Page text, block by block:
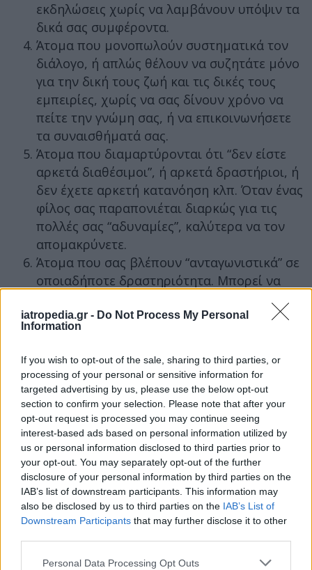
iatropedia.gr - Do Not Process My Personal
Information
If you wish to opt-out of the sale, sharing to third parties, or
processing of your personal or sensitive information for
targeted advertising by us, please use the below opt-out
section to confirm your selection. Please note that after your
opt-out request is processed you may continue seeing
interest-based ads based on personal information utilized by
us or personal information disclosed to third parties prior to
your opt-out. You may separately opt-out of the further
disclosure of your personal information by third parties on the
IAB’s list of downstream participants. This information may
also be disclosed by us to third parties on the IAB’s List of
Downstream Participants that may further disclose it to other
Personal Data Processing Opt Outs
εκδηλώσεις χωρίς να λαμβάνουν υπόψιν τα
δικά σας συμφέροντα.
Άτομα που μονοπωλούν συστηματικά τον
διάλογο, ή απλώς θέλουν να συζητάτε μόνο
για την δική τους ζωή και τις δικές τους
εμπειρίες, χωρίς να σας δίνουν χρόνο να
πείτε την γνώμη σας, ή να επικοινωνήσετε
τα συναισθήματά σας.
Άτομα που διαμαρτύρονται ότι “δεν είστε
αρκετά διαθέσιμοι”, ή αρκετά δραστήριοι, ή
δεν έχετε αρκετή κατανόηση κλπ. Όταν ένας
φίλος σας παραπονιέται διαρκώς για τις
πολλές σας “αδυναμίες”, καλύτερα να τον
απομακρύνετε.
Άτομα που σας βλέπουν “ανταγωνιστικά” σε
οποιαδήποτε δραστηριότητα. Μπορεί να
είναι μελλοντικοί τοξικοί φίλοι ή σύντροφοι
σε μια τοξική σχέση.
Άτομα που δεν ντρέπονται να ζητούν να
δανειστούν χρήματα, αλλά τα επιστρέφουν
αργά. Θα πρέπει να θυμάστε ότι η φιλία (ή
το ειδύλλιο) και η προσωπική περιουσία
πρέπει να παραμείνουν ξεχωριστά.
Εάν κάποιο άτομο που μόλις γνωρίσατε σας
κάνει να νιώσετε άβολα, είναι ένα
προειδοποιητικό σημάδι που πρέπει να
αναγνωριστεί.Εκφράστε ανοιχτά τις
ανησυχίες σας, προτού παγιωθεί μια
ανθυγιεινή κατάσταση μεταξύ σας.Αν δεν
μπορείτε να ξεκινήσετε τη συζήτηση, αυτό είναι
άλλο ένα προειδοποιητικό σημάδι ότι οδεύετε